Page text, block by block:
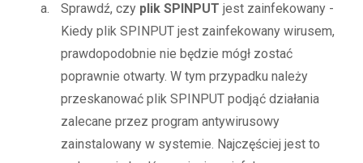
Sprawdź, czy plik SPINPUT jest zainfekowany -
Kiedy plik SPINPUT jest zainfekowany wirusem,
prawdopodobnie nie będzie mógł zostać
poprawnie otwarty. W tym przypadku należy
przeskanować plik SPINPUT podjąć działania
zalecane przez program antywirusowy
zainstalowany w systemie. Najczęściej jest to